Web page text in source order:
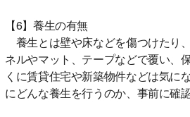
【6】養生の有無
養生とは壁や床などを傷つけたり
ネルやマット、テープなどで覆い、
くに賃貸住宅や新築物件などは気に
にどんな養生を行うのか、事前に確認